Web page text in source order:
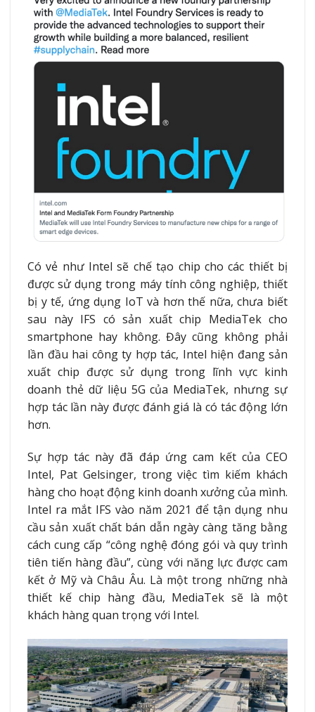
Có vẻ như Intel sẽ chế tạo chip cho các thiết bị
được sử dụng trong máy tính công nghiệp, thiết
bị y tế, ứng dụng IoT và hơn thế nữa, chưa biết
sau này IFS có sản xuất chip MediaTek cho
smartphone hay không. Đây cũng không phải
lần đầu hai công ty hợp tác, Intel hiện đang sản
xuất chip được sử dụng trong lĩnh vực kinh
doanh thẻ dữ liệu 5G của MediaTek, nhưng sự
hợp tác lần này được đánh giá là có tác động lớn
hơn.
Sự hợp tác này đã đáp ứng cam kết của CEO
Intel, Pat Gelsinger, trong việc tìm kiếm khách
hàng cho hoạt động kinh doanh xưởng của mình.
Intel ra mắt IFS vào năm 2021 để tận dụng nhu
cầu sản xuất chất bán dẫn ngày càng tăng bằng
cách cung cấp “công nghệ đóng gói và quy trình
tiên tiến hàng đầu”, cùng với năng lực được cam
kết ở Mỹ và Châu Âu. Là một trong những nhà
thiết kế chip hàng đầu, MediaTek sẽ là một
khách hàng quan trọng với Intel.